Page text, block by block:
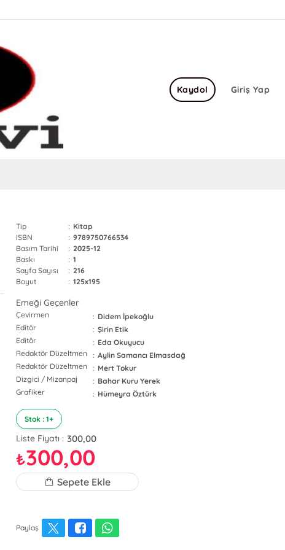
Giriş Yap
Kaydol
Tip : Kitap
ISBN
: 9789750766534
Basım Tarihi
: 2025-12
Baskı
: 1
Sayfa Sayısı
: 216
Boyut
: 125x195
Emeği Geçenler
Çevirmen : Didem İpekoğlu
Editör
: Şirin Etik
Editör
: Eda Okuyucu
Redaktör Düzeltmen
: Aylin Samancı Elmasdağ
Redaktör Düzeltmen
: Mert Tokur
Dizgici / Mizanpaj
: Bahar Kuru Yerek
Grafiker
: Hümeyra Öztürk
Stok : 1+
Liste Fiyatı : 300,00
₺300,00
Sepete Ekle
Paylaş